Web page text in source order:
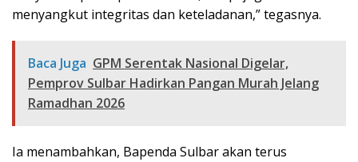
menyangkut integritas dan keteladanan,” tegasnya.
Baca Juga GPM Serentak Nasional Digelar,
Pemprov Sulbar Hadirkan Pangan Murah Jelang
Ramadhan 2026
Ia menambahkan, Bapenda Sulbar akan terus